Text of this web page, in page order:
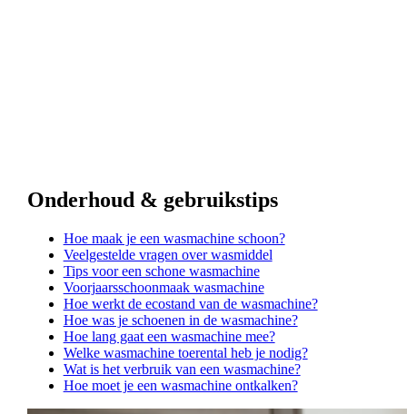
Onderhoud & gebruikstips
Hoe maak je een wasmachine schoon?
Veelgestelde vragen over wasmiddel
Tips voor een schone wasmachine
Voorjaarsschoonmaak wasmachine
Hoe werkt de ecostand van de wasmachine?
Hoe was je schoenen in de wasmachine?
Hoe lang gaat een wasmachine mee?
Welke wasmachine toerental heb je nodig?
Wat is het verbruik van een wasmachine?
Hoe moet je een wasmachine ontkalken?